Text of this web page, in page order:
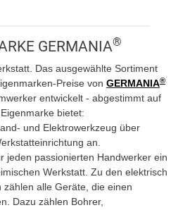
GERMANIA®
Das ausgewählte Sortiment
Preise von GERMANIA®
entwickelt - abgestimmt auf
bietet:
und Elektrowerkzeug über
an.
jeden passionierten Handwerker ein
Werkstatt. Zu den elektrisch
alle Geräte, die einen
Dazu zählen Bohrer,